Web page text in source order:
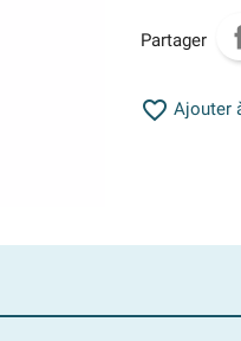
Partager
 Ajouter